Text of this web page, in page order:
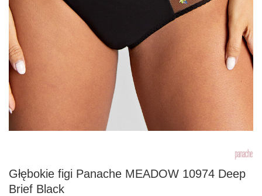
Głębokie figi Panache MEADOW 10974 Deep
Brief Black